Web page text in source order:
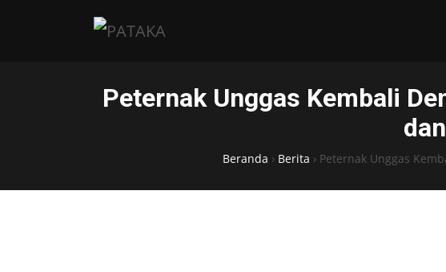
Peternak Unggas Kembali
Beranda › Berita › Peternak Unggas